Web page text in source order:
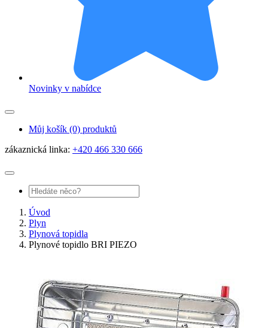
Novinky v nabídce
Můj košík (0) produktů
zákaznická linka: +420 466 330 666
Úvod
Plyn
Plynová topidla
Plynové topidlo BRI PIEZO